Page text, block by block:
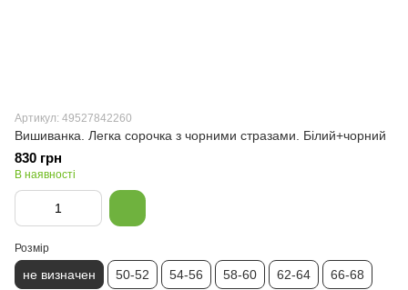
Артикул: 49527842260
Вишиванка. Легка сорочка з чорними стразами. Білий+чорний
830 грн
В наявності
Розмір
не визначен 50-52 54-56 58-60 62-64 66-68